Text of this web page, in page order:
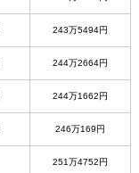
243万5494円
244万2664円
244万1662円
246万169円
251万4752円